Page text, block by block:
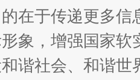
在于传递更多
象，增强国家
谐社会、和谐